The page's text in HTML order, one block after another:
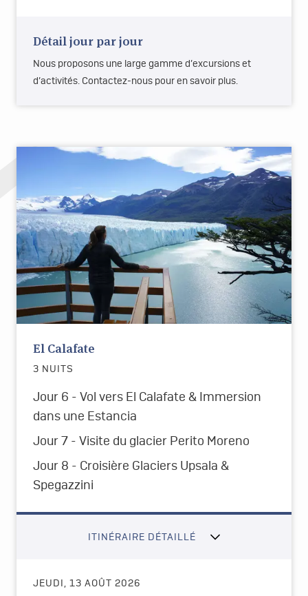
Détail jour par jour
Nous proposons une large gamme d’excursions et
d’activités. Contactez-nous pour en savoir plus.
El Calafate
3 NUITS
Jour 6 - Vol vers El Calafate & Immersion
dans une Estancia
Jour 7 - Visite du glacier Perito Moreno
Jour 8 - Croisière Glaciers Upsala &
Spegazzini
ITINÉRAIRE DÉTAILLÉ
JEUDI, 13 AOÛT 2026